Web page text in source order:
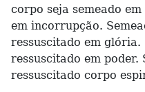
corpo seja semeado
em incorrupção.
ressuscitado em glória.
ressuscitado em
ressuscitado corpo